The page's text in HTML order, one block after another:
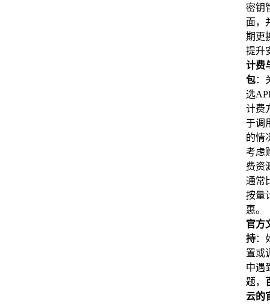
密钥
面，
期更
提升
计费
包：
选
计费
于调
的情
考虑
费资
通常
按量
惠。
官方
持：
置或
中遇
题，
云的